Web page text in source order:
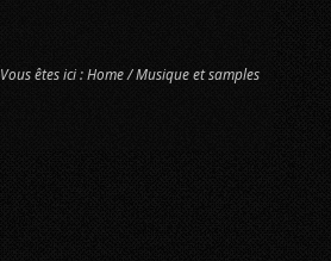
Vous êtes ici :Home/ Musique et samples